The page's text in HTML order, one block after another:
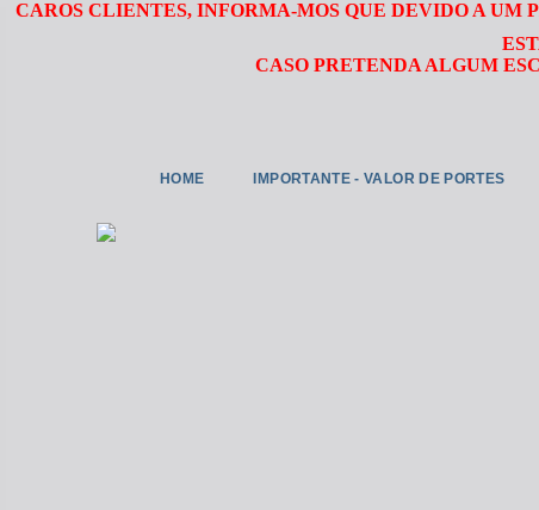
CAROS CLIENTES, INFORMA-MOS QUE DEVIDO A UM
CASO PRETENDA ALGUM
HOME IMPORTANTE - VALOR DE PORTES